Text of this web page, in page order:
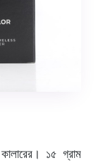
কালারের। ১৫ গ্রাম